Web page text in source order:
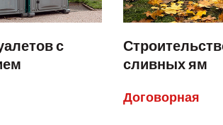
с
сливных ям
Договорная